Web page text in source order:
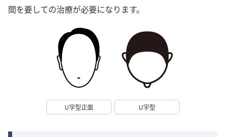
間を要しての治療が必要になります。
U字型正面 U字型